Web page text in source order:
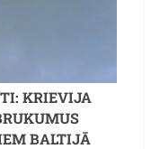
KRIEVIJA
BALTIJĀ